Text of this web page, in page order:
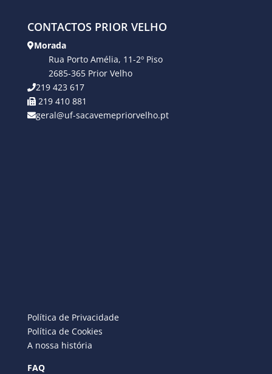
CONTACTOS PRIOR VELHO
Morada
Rua Porto Amélia, 11-2º Piso
2685-365 Prior Velho
219 423 617
219 410 881
geral@uf-sacavemepriorvelho.pt
Política de Privacidade
Política de Cookies
A nossa história
FAQ